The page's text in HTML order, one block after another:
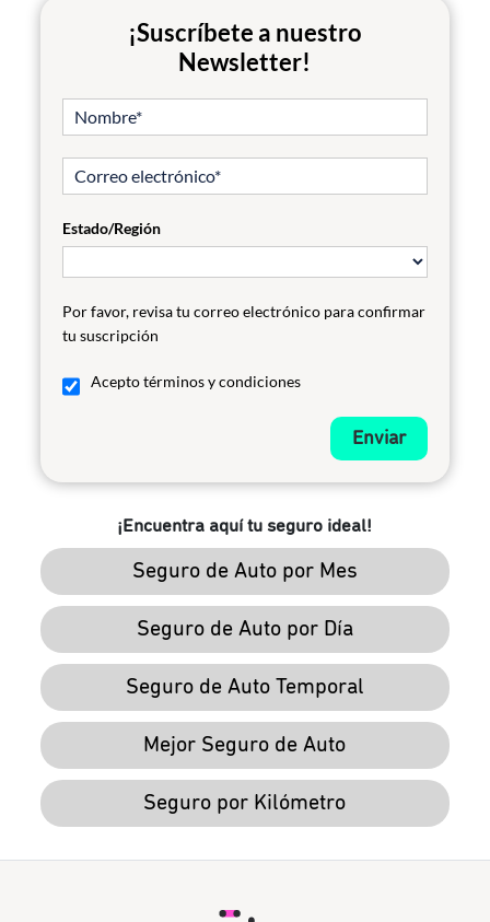
¡Suscríbete a nuestro
Newsletter!
Estado/Región
Por favor, revisa tu correo electrónico para confirmar
tu suscripción
Acepto términos y condiciones
Enviar
¡Encuentra aquí tu seguro ideal!
Seguro de Auto por Mes
Seguro de Auto por Día
Seguro de Auto Temporal
Mejor Seguro de Auto
Seguro por Kilómetro